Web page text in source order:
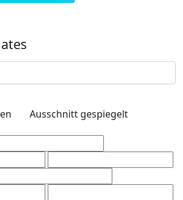
Ausschnitt gespiegelt